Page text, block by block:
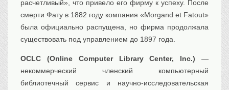
расчетливый», что привело его фирму к успеху. После
смерти Фату в 1882 году компания «Morgand et Fatout»
была официально распущена, но фирма продолжала
существовать под управлением до 1897 года.
OCLC (Online Computer Library Center, Inc.) —
некоммерческий членский компьютерный
библиотечный сервис и научно-исследовательская